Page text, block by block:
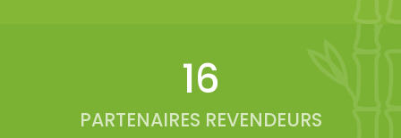
19
PARTENAIRES REVENDEURS